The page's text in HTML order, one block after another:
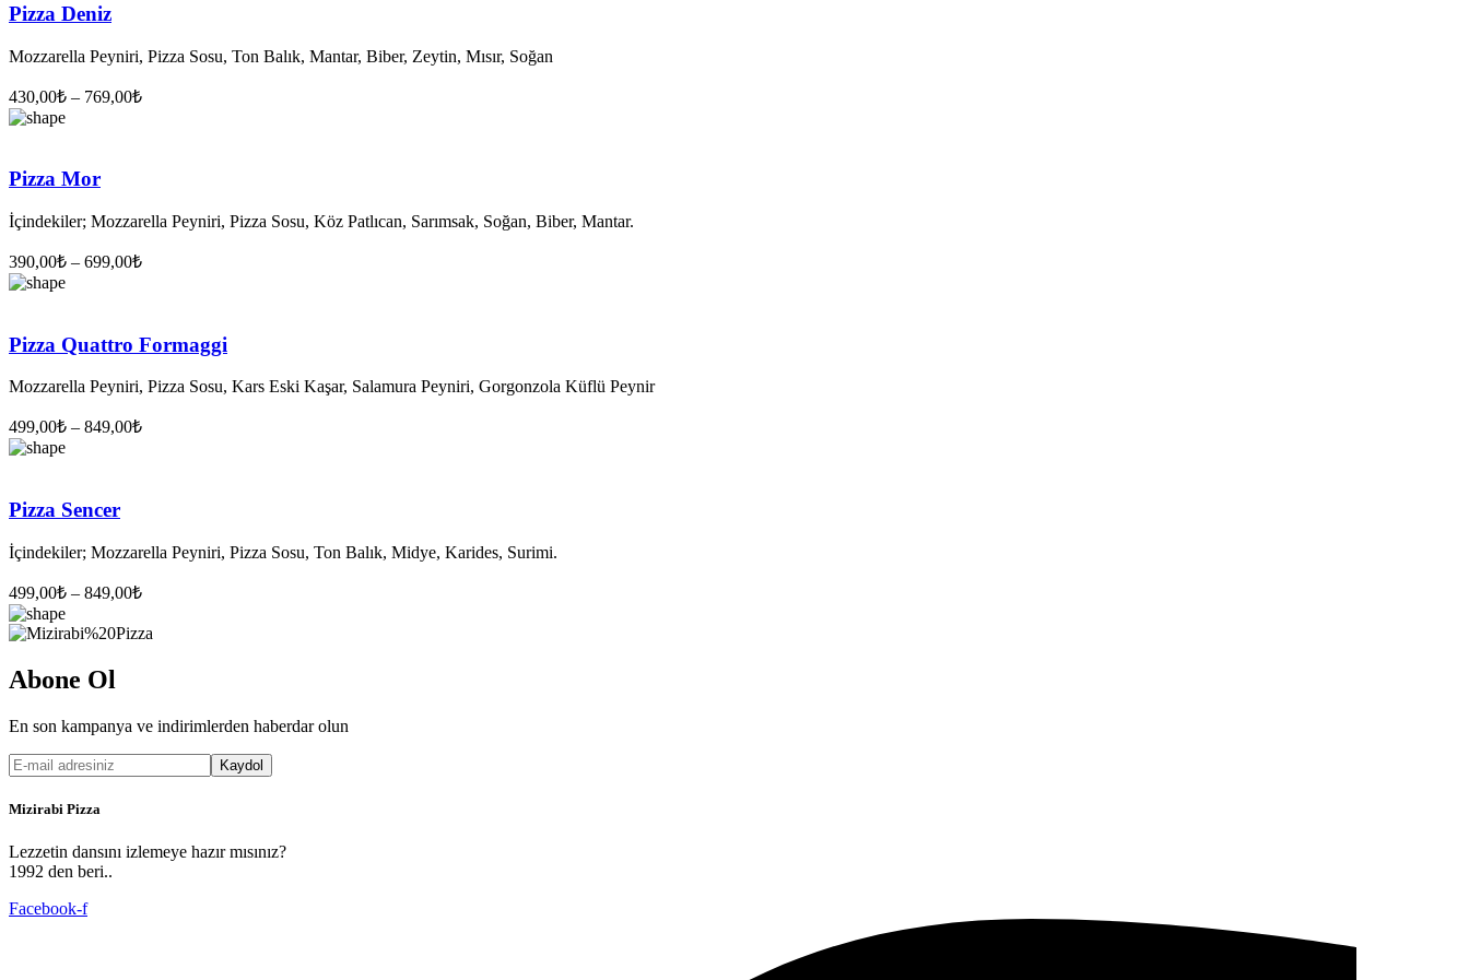
Pizza Deniz
Mozzarella Peyniri, Pizza Sosu, Ton Balık, Mantar, Biber, Zeytin, Mısır, Soğan
430,00₺ – 769,00₺
Pizza Mor
İçindekiler; Mozzarella Peyniri, Pizza Sosu, Köz Patlıcan, Sarımsak, Soğan, Biber, Mantar.
390,00₺ – 699,00₺
Pizza Quattro Formaggi
Mozzarella Peyniri, Pizza Sosu, Kars Eski Kaşar, Salamura Peyniri, Gorgonzola Küflü Peynir
499,00₺ – 849,00₺
Pizza Sencer
İçindekiler; Mozzarella Peyniri, Pizza Sosu, Ton Balık, Midye, Karides, Surimi.
499,00₺ – 849,00₺
Abone Ol
En son kampanya ve indirimlerden haberdar olun
Kaydol
Mizirabi Pizza
Lezzetin dansını izlemeye hazır mısınız?
1992 den beri..
Facebook-f